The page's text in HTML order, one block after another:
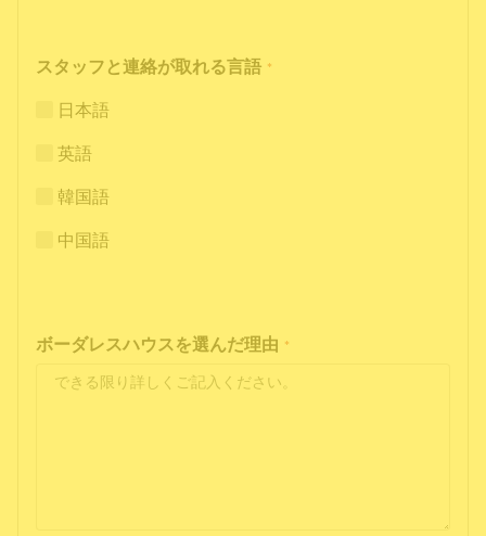
スタッフと連絡が取れる言語 *
日本語
英語
韓国語
中国語
ボーダレスハウスを選んだ理由 *